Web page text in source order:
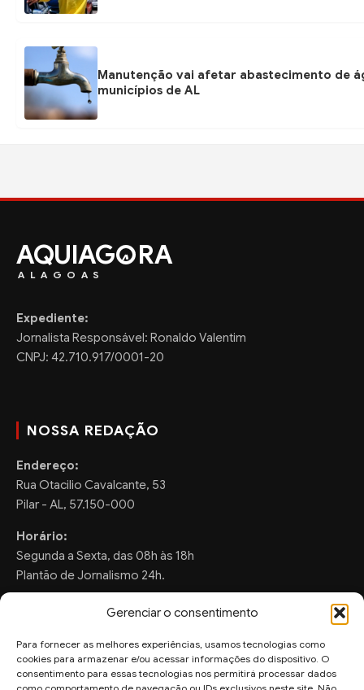
Gerenciar o consentimento
Para fornecer as melhores experiências, usamos tecnologias como
cookies para armazenar e/ou acessar informações do dispositivo. O
consentimento para essas tecnologias nos permitirá processar dados
Manutenção vai afetar abastecimento de
municípios de AL
AQUIAG RA
ALAGOAS
Expediente:
Jornalista Responsável: Ronaldo Valentim
CNPJ: 42.710.917/0001-20
NOSSA REDAÇÃO
Endereço:
Rua Otacilio Cavalcante, 53
Pilar - AL, 57.150-000
Horário:
Segunda a Sexta, das 08h às 18h
Plantão de Jornalismo 24h.
FALE CONOSCO
Sugestões de Pauta: